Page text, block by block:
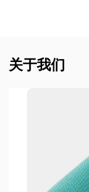
关于我们